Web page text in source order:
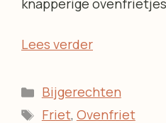
knapperige
Lees verder
Categorieën
Bijgerechten
Tags
Friet, Ovenfriet